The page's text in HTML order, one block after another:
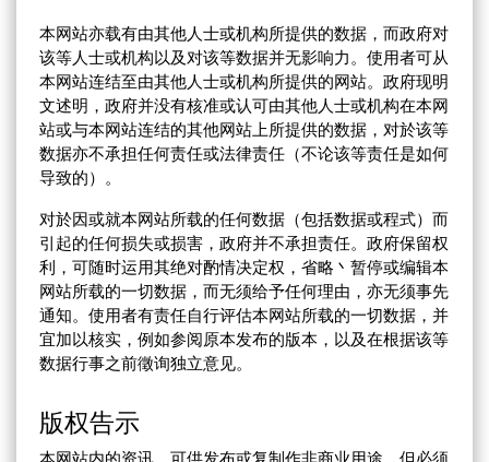
本网站亦载有由其他人士或机构所提供的数据，而政府对
该等人士或机构以及对该等数据并无影响力。使用者可从
本网站连结至由其他人士或机构所提供的网站。政府现明
文述明，政府并没有核准或认可由其他人士或机构在本网
站或与本网站连结的其他网站上所提供的数据，对於该等
数据亦不承担任何责任或法律责任（不论该等责任是如何
导致的）。
对於因或就本网站所载的任何数据（包括数据或程式）而
引起的任何损失或损害，政府并不承担责任。政府保留权
利，可随时运用其绝对酌情决定权，省略丶暂停或编辑本
网站所载的一切数据，而无须给予任何理由，亦无须事先
通知。使用者有责任自行评估本网站所载的一切数据，并
宜加以核实，例如参阅原本发布的版本，以及在根据该等
数据行事之前徵询独立意见。
版权告示